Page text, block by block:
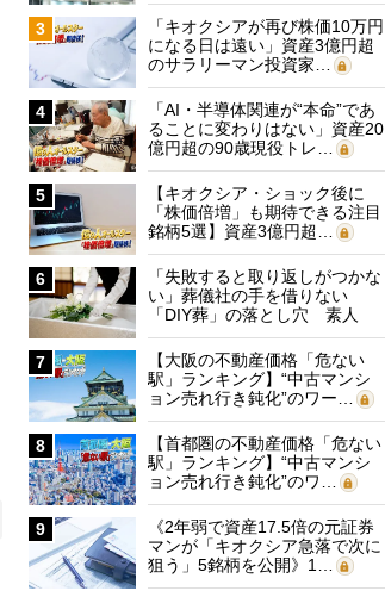
3
「キオクシアが再び株価10万円
になる日は遠い」資産3億円超
のサラリーマン投資家…
4
「AI・半導体関連が“本命”であ
ることに変わりはない」資産20
億円超の90歳現役トレ…
5
【キオクシア・ショック後に
「株価倍増」も期待できる注目
銘柄5選】資産3億円超…
6
「失敗すると取り返しがつかな
い」葬儀社の手を借りない
「DIY葬」の落とし穴 素人
に…
7
【大阪の不動産価格「危ない
駅」ランキング】“中古マンシ
ョン売れ行き鈍化”のワー…
8
【首都圏の不動産価格「危ない
駅」ランキング】“中古マンシ
ョン売れ行き鈍化”のワ…
9
《2年弱で資産17.5倍の元証券
マンが「キオクシア急落で次に
狙う」5銘柄を公開》1…